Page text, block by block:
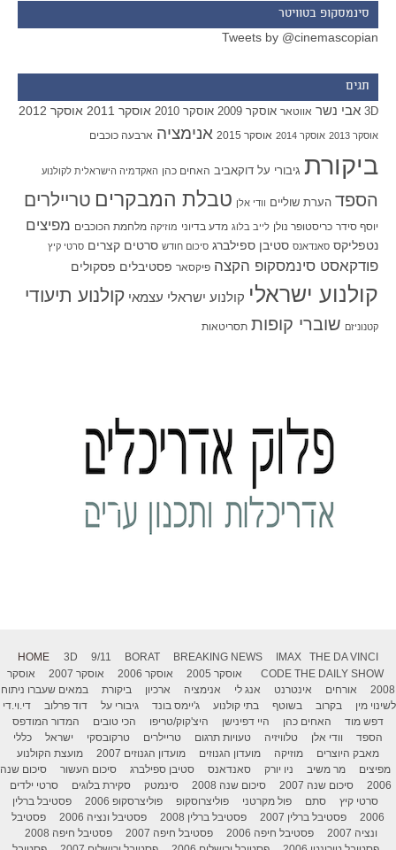
סינמסקופ בטוויטר
Tweets by @cinemascopian
תגים
3D אבי נשר אווטאר אוסקר 2009 אוסקר 2010 אוסקר 2011 אוסקר 2012
אוסקר 2013 אוסקר 2014 אוסקר 2015 אנימציה ארבעה כוכבים
ביקורת גיבורי על דוקאביב האחים כהן האקדמיה הישראלית לקולנוע
הספד הערת שוליים וודי אלן טבלת המבקרים טריילרים
יוסף סידר כריסטופר נולן לייב בלוג מדע בדיוני מוזיקה מלחמת הכוכבים מפיצים
נטפליקס סאנדאנס סטיבן ספילברג סיכום חודש סרטים קצרים סרטי קיץ
פודקאסט סינמסקופ הקצה פיקסאר פסטיבלים פסקולים
קולנוע ישראלי קולנוע ישראלי עצמאי קולנוע תיעודי
קטנוניזם שוברי קופות תסריטאות
HOME 3D 9/11 BORAT BREAKING NEWS IMAX
THE DA VINCI
CODE THE DAILY SHOW אוסקר 2005 אוסקר 2006 אוסקר 2007
אוסקר
2008
אורחים אינטרנט אנג לי אנימציה ארכיון ביקורת
במאים שעברו ניתוח
לשינוי מין
בקרוב בשוטף בתי קולנוע ג'יימס בונד גיבורי על דוד פרלוב
די.וי.די
דפש מוד
האחים כהן היי דפינישן היצ'קוק/טריפו הכי טובים
המדור המודפס
הספד
וודי אלן טלוויזיה טעויות תרגום טריילרים טרקובסקי ישראל
כללי
מאבק היוצרים
מוזיקה מועדון הגנוזים מועדון הגנוזים 2007
מועצת הקולנוע
מפיצים
מר משיב ניו יורק סאנדאנס סטיבן ספילברג סיכום העשור
סיכום שנה
2006
סיכום שנה 2007 סיכום שנה 2008 סינמטק סקירת בלוגים
סרטי ילדים
סרטי קיץ
סתם פול מקרטני פוליצרוסקופ פוליצרסקופ 2006
פסטיבל ברלין
2006
פסטיבל ברלין 2007 פסטיבל ברלין 2008 פסטיבל ונציה 2006
פסטיבל
ונציה 2007
פסטיבל חיפה 2006 פסטיבל חיפה 2007
פסטיבל חיפה 2008